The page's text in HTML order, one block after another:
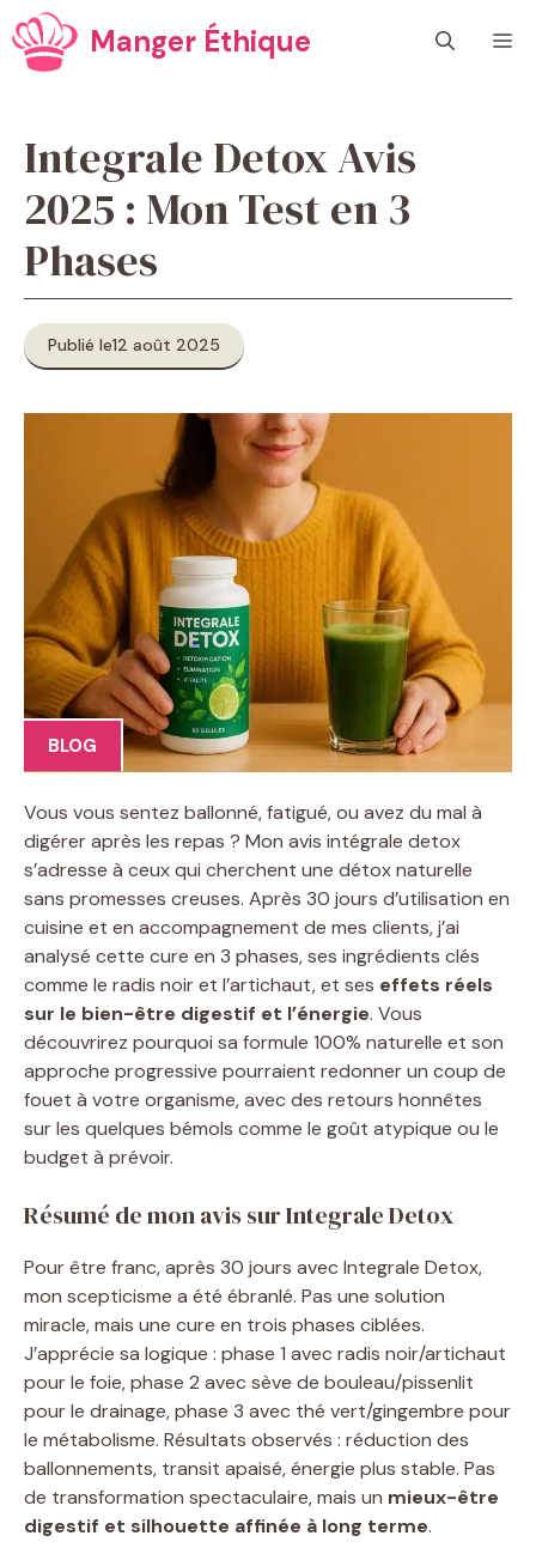
Aller
au
contenu
Manger Éthique
Integrale Detox Avis
2025 : Mon Test en 3
Phases
Publié le12 août 2025
BLOG
Vous vous sentez ballonné, fatigué, ou avez du mal à
digérer après les repas ? Mon avis intégrale detox
s’adresse à ceux qui cherchent une détox naturelle
sans promesses creuses. Après 30 jours d’utilisation en
cuisine et en accompagnement de mes clients, j’ai
analysé cette cure en 3 phases, ses ingrédients clés
comme le radis noir et l’artichaut, et ses effets réels
sur le bien-être digestif et l’énergie. Vous
découvrirez pourquoi sa formule 100% naturelle et son
approche progressive pourraient redonner un coup de
fouet à votre organisme, avec des retours honnêtes
sur les quelques bémols comme le goût atypique ou le
budget à prévoir.
Résumé de mon avis sur Integrale Detox
Pour être franc, après 30 jours avec Integrale Detox,
mon scepticisme a été ébranlé. Pas une solution
miracle, mais une cure en trois phases ciblées.
J’apprécie sa logique : phase 1 avec radis noir/artichaut
pour le foie, phase 2 avec sève de bouleau/pissenlit
pour le drainage, phase 3 avec thé vert/gingembre pour
le métabolisme. Résultats observés : réduction des
ballonnements, transit apaisé, énergie plus stable. Pas
de transformation spectaculaire, mais un mieux-être
digestif et silhouette affinée à long terme.